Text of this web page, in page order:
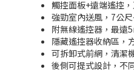
觸控面板+遠端遙控
強勁室內送風，7公
附無線遙控器，最遠
隱藏遙控器收納區，
可拆卸式前網，清潔
後側可提式設計，不